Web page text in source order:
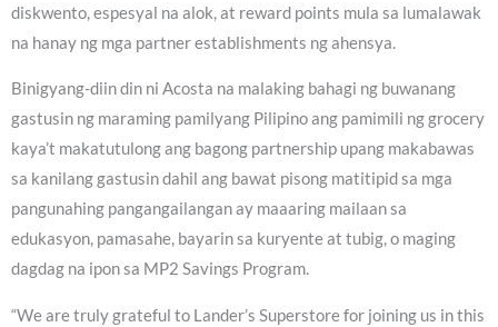
diskwento, espesyal na alok, at reward points mula sa lumalawak
na hanay ng mga partner establishments ng ahensya.
Binigyang-diin din ni Acosta na malaking bahagi ng buwanang
gastusin ng maraming pamilyang Pilipino ang pamimili ng grocery
kaya’t makatutulong ang bagong partnership upang makabawas
sa kanilang gastusin dahil ang bawat pisong matitipid sa mga
pangunahing pangangailangan ay maaaring mailaan sa
edukasyon, pamasahe, bayarin sa kuryente at tubig, o maging
dagdag na ipon sa MP2 Savings Program.
“We are truly grateful to Lander’s Superstore for joining us in this